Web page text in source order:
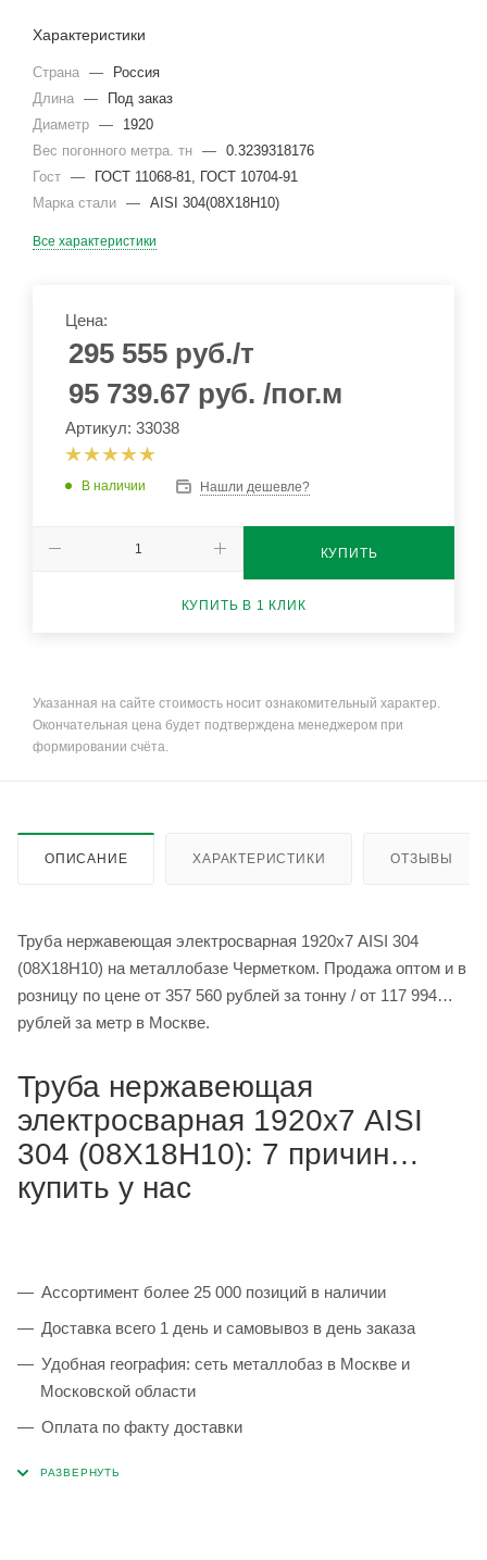
Характеристики
Страна —
Россия
Длина —
Под заказ
Диаметр —
1920
Вес погонного метра. тн — 0.3239318176
Гост —
ГОСТ 11068-81, ГОСТ 10704-91
Марка стали — AISI 304(08Х18Н10)
Все характеристики
Цена:
295 555 руб./т
95 739.67 руб. /пог.м
Артикул: 33038
В наличии Нашли дешевле?
КУПИТЬ
КУПИТЬ В 1 КЛИК
Указанная на сайте стоимость носит ознакомительный характер.
Окончательная цена будет подтверждена менеджером при
формировании счёта.
ОПИСАНИЕ ХАРАКТЕРИСТИКИ ОТЗЫВЫ
Труба нержавеющая электросварная 1920х7 AISI 304
(08Х18Н10) на металлобазе Черметком. Продажа оптом и в
розницу по цене от 357 560 рублей за тонну / от 117 994
рублей за метр в Москве.
Труба нержавеющая
электросварная 1920х7 AISI
304 (08Х18Н10): 7 причин
купить у нас
Ассортимент более 25 000 позиций в наличии
Доставка всего 1 день и самовывоз в день заказа
Удобная география: сеть металлобаз в Москве и
Московской области
Оплата по факту доставки